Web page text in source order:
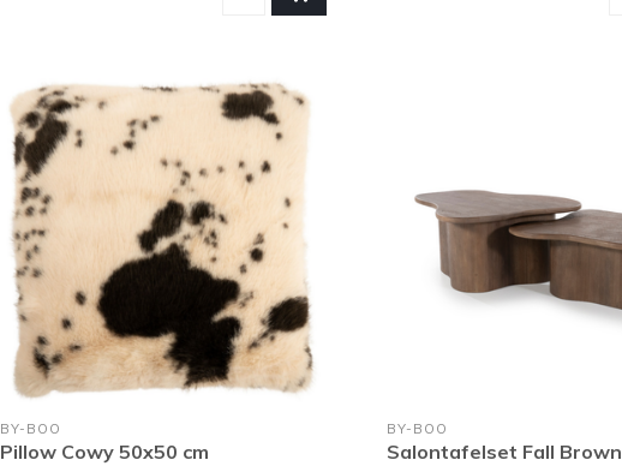
BY-BOO
Pillow Cowy 50x50 cm
BY-BOO
Salontafelset Fall Brown